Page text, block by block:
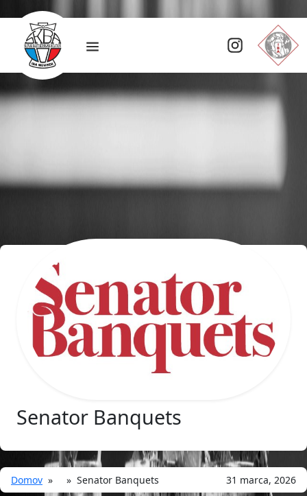
Senator Banquets
Domov » » Senator Banquets 31 marca, 2026